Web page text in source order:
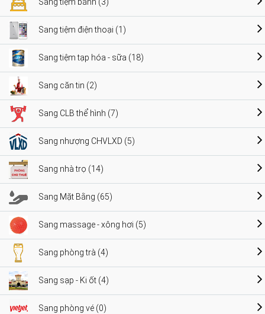
Sang tiệm điện thoại (1)
Sang tiệm tạp hóa - sữa (18)
Sang căn tin (2)
Sang CLB thể hình (7)
Sang nhượng CHVLXD (5)
Sang nhà trọ (14)
Sang Mặt Bằng (65)
Sang massage - xông hơi (5)
Sang phòng trà (4)
Sang sạp - Ki ốt (4)
Sang phòng vé (0)